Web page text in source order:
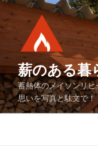
コ
ン
ツ
へ
ス
キ
薪のある暮
蓄熱体のメイソンリ
思いを写真と駄文で！